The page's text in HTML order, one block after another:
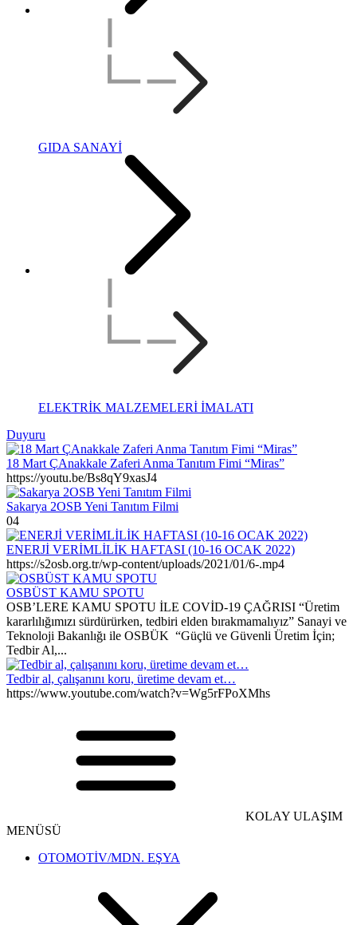
GIDA SANAYİ
ELEKTRİK MALZEMELERİ İMALATI
Duyuru
18 Mart ÇAnakkale Zaferi Anma Tanıtım Fimi “Miras”
https://youtu.be/Bs8qY9xasJ4
Sakarya 2OSB Yeni Tanıtım Filmi
04
ENERJİ VERİMLİLİK HAFTASI (10-16 OCAK 2022)
https://s2osb.org.tr/wp-content/uploads/2021/01/6-.mp4
OSBÜST KAMU SPOTU
OSB’LERE KAMU SPOTU İLE COVİD-19 ÇAĞRISI “Üretim
kararlılığımızı sürdürürken, tedbiri elden bırakmamalıyız” Sanayi ve
Teknoloji Bakanlığı ile OSBÜK “Güçlü ve Güvenli Üretim İçin;
Tedbir Al,...
Tedbir al, çalışanını koru, üretime devam et…
https://www.youtube.com/watch?v=Wg5rFPoXMhs
KOLAY ULAŞIM
MENÜSÜ
OTOMOTİV/MDN. EŞYA